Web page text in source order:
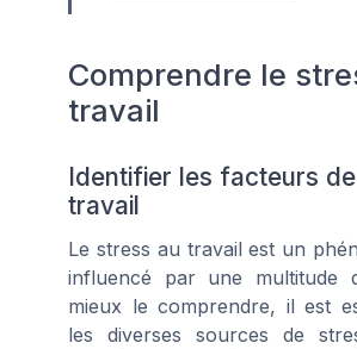
Comprendre le
travail
Identifier les facteurs
travail
Le stress au travail est un
influencé par une multitude
mieux le comprendre, il est
les diverses sources de